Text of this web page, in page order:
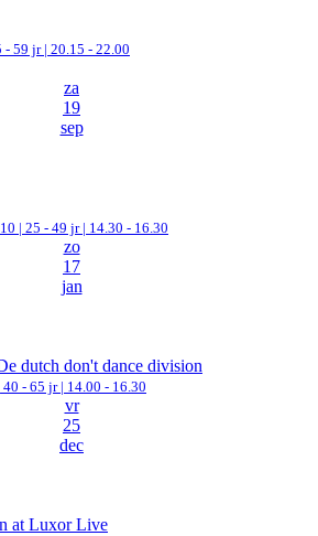
- 59 jr | 20.15 - 22.00
za
19
sep
| 25 - 49 jr | 14.30 - 16.30
zo
17
jan
dutch don't dance division
40 - 65 jr | 14.00 - 16.30
vr
25
dec
at Luxor Live